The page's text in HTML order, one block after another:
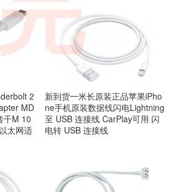
2
MD
千M 10
太网适
新到货一米长原装正品苹果iPho
ne手机原装数据线闪电Lightning
至 USB 连接线 CarPlay可用 闪
电转 USB 连接线